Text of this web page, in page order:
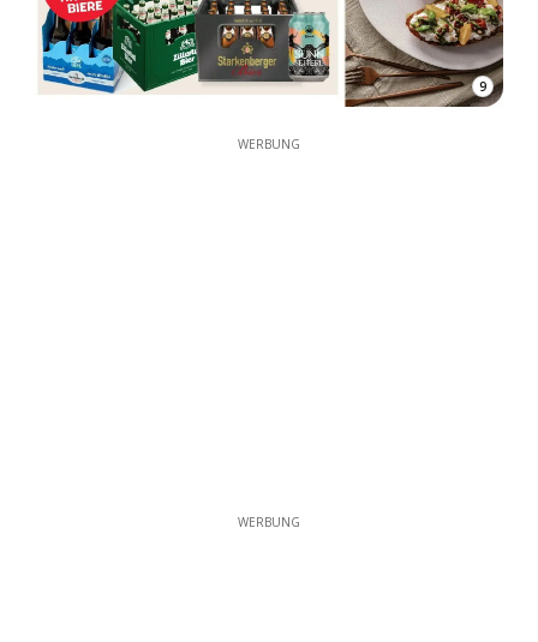
9
WERBUNG
WERBUNG